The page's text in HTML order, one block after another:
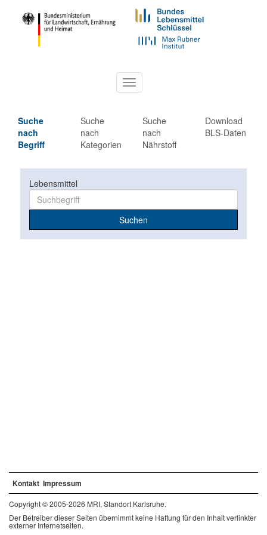
Toggle
navigation
Suche
nach
Begriff
Suche
nach
Kategorien
Suche
nach
Nährstoff
Download
BLS-Daten
Lebensmittel
Suchen
Kontakt Impressum
Copyright © 2005-2026 MRI, Standort Karlsruhe.
Der Betreiber dieser Seiten übernimmt keine Haftung für den Inhalt verlinkter
externer Internetseiten.